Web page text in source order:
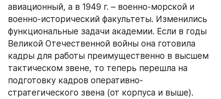
авиационный, а в 1949 г. – военно-морской и
военно-исторический факультеты. Изменились
функциональные задачи академии. Если в годы
Великой Отечественной войны она готовила
кадры для работы преимущественно в высшем
тактическом звене, то теперь перешла на
подготовку кадров оперативно-
стратегического звена (от корпуса и выше).